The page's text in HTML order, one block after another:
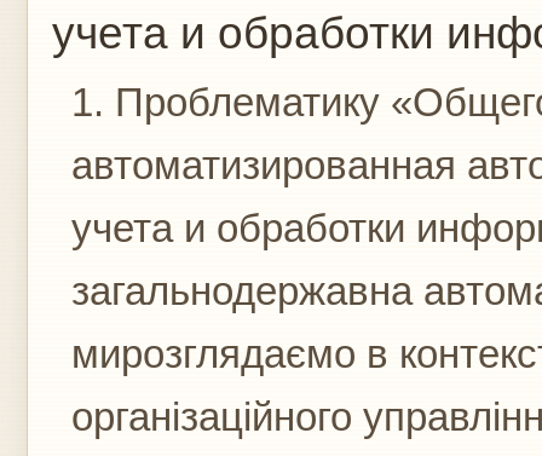
учета и обработки
1. Проблематику
автоматизированная
учета и обработки
загальнодержавна
мирозглядаємо в
організаційного